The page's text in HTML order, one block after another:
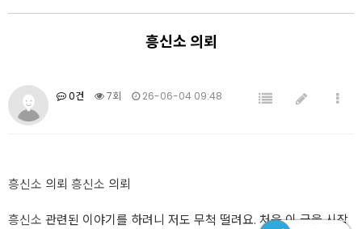
흥신소 의뢰
0건 7회 26-06-04 09:48
흥신소 의뢰 흥신소 의뢰
흥신소 관련된 이야기를 하려니 저도 무척 떨려요. 처음 이 글을 시작